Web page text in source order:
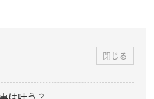
閉じる